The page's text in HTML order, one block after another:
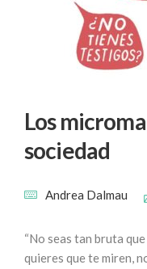
Los
sociedad
Andrea Dalmau
“No seas tan bruta que
quieres que te miren,